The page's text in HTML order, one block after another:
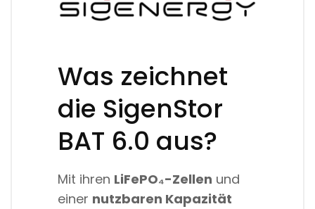
Was zeichnet
die SigenStor
BAT 6.0 aus?
Mit ihren LiFePO₄-Zellen und
einer nutzbaren Kapazität